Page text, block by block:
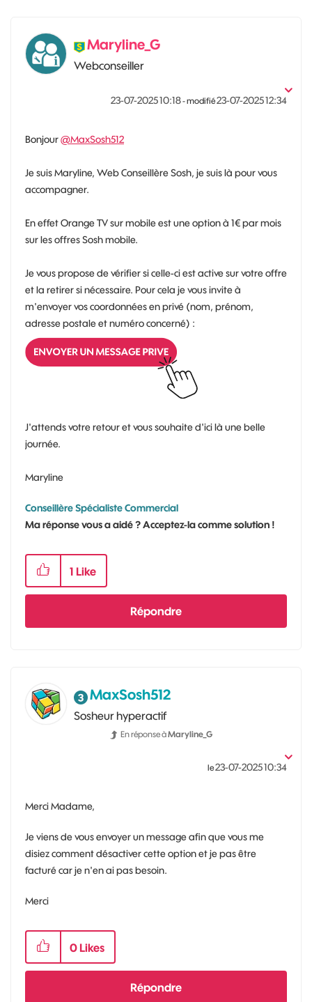
Maryline_G
Webconseiller
‎23-07-202510:18- modifié‎23-07-202512:34
Bonjour@MaxSosh512
Je suis Maryline, Web Conseillère Sosh, je suis là pour vous
accompagner.
En effet Orange TV sur mobile est une option à 1€ par mois
sur les offres Sosh mobile.
Je vous propose de vérifier si celle-ci est active sur votre offre
et la retirer si nécessaire. Pour cela je vous invite à
m'envoyer vos coordonnées en privé (nom, prénom,
adresse postale et numéro concerné) :
J'attends votre retour et vous souhaite d'ici là une belle
journée.
Maryline
Conseillère Spécialiste Commercial
Ma réponse vous a aidé ? Acceptez-la comme solution !
1 Like
Répondre
MaxSosh512
Sosheur hyperactif
En réponse àMaryline_G
le‎23-07-202510:34
Merci Madame,
Je viens de vous envoyer un message afin que vous me
disiez comment désactiver cette option et je pas être
facturé car je n'en ai pas besoin.
Merci
0 Likes
Répondre